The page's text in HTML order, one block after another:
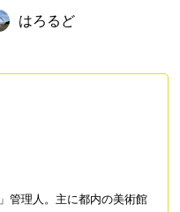
ェテラス》まで
はろるど
管理人。主に都内の美術館